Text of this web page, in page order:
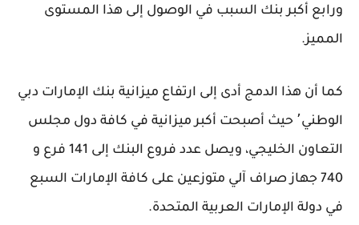
ورابع أكبر بنك السبب في الوصول إلى هذا المستوى
المميز.
كما أن هذا الدمج أدى إلى ارتفاع ميزانية بنك الإمارات دبي
الوطني٬ حيث أصبحت أكبر ميزانية في كافة دول مجلس
التعاون الخليجي، ويصل عدد فروع البنك إلى 141 فرع و
740 جهاز صراف آلي متوزعين على كافة الإمارات السبع
في دولة الإمارات العربية المتحدة.